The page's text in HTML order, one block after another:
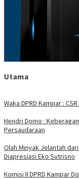
Utama
Waka DPRD Kampar :
Hendri Domo :
Persaudaraan
Olah Minyak Jelantah
Diapresiasi Eko Sutrisno
Komisi II DPRD Kampar